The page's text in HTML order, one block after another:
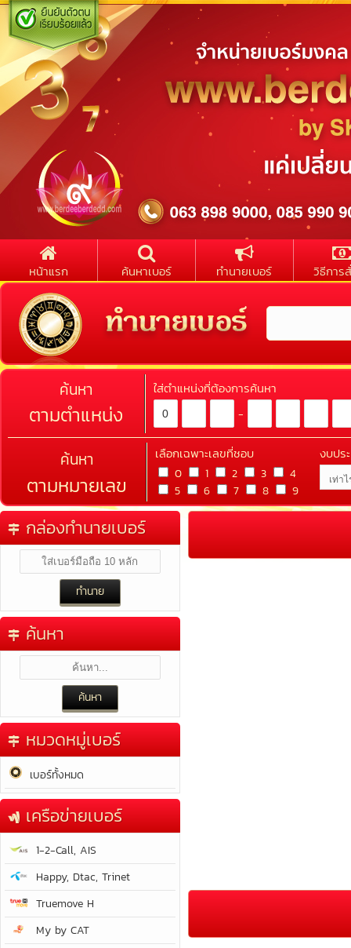
หน้าแรก ค้นหาเบอร์ ทำนายเบอร์ วิธีการ
ค้นหา
ตามตำแหน่ง
ใส่ตำแหน่งที่ต้องการค้นหา
-
ค้นหา
ตามหมายเลข
เลือกเฉพาะเลขที่ชอบ
0 1 2 3
4
5
6 7 8 9
งบปร
กล่องทำนายเบอร์
ค้นหา
หมวดหมู่เบอร์
เบอร์ทั้งหมด
เครือข่ายเบอร์
1-2-Call, AIS
Happy, Dtac, Trinet
Truemove H
My by CAT